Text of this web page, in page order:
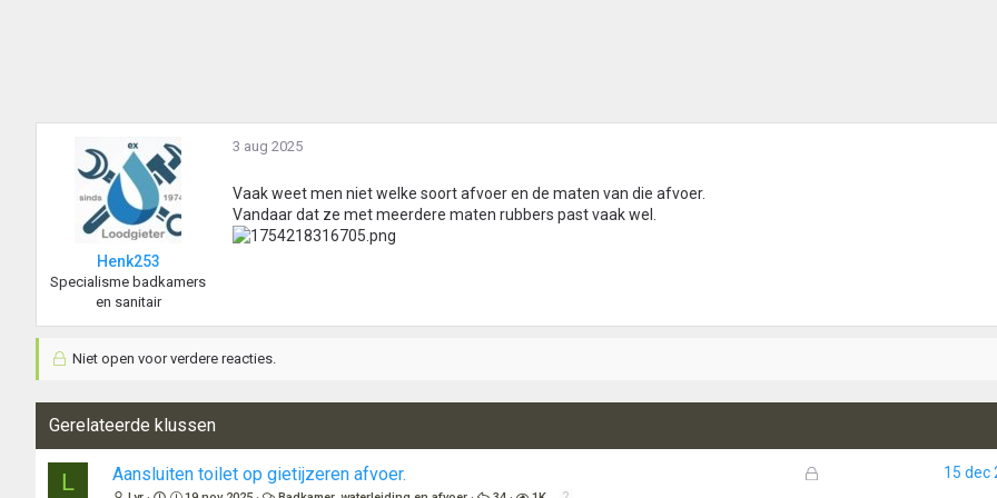
e
:
Henk253
Specialisme badkamers
en sanitair
3 aug 2025
Vaak weet men niet welke soort afvoer en de maten van die afvoer.
Vandaar dat ze met meerdere maten rubbers past vaak wel.
Niet open voor verdere reacties.
Gerelateerde klussen
L
G
Aansluiten toilet op gietijzeren afvoer. 15 dec